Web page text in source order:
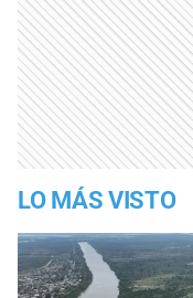
LO MÁS VISTO